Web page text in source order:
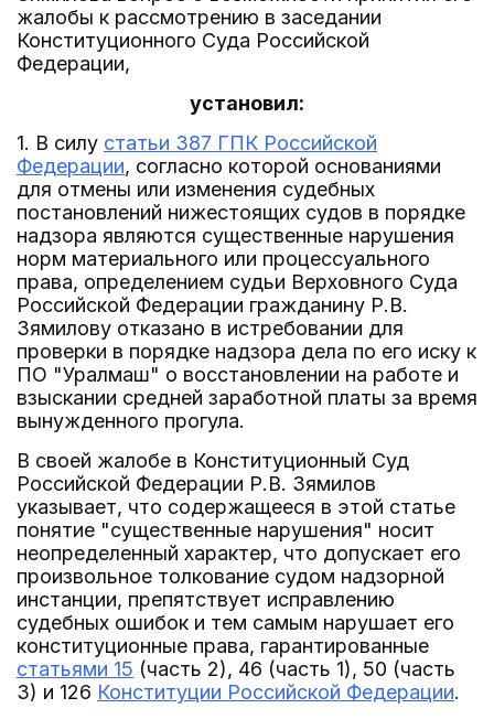
жалобы к рассмотрению в заседании
Конституционного Суда Российской
Федерации,
установил:
1. В силу статьи 387 ГПК Российской
Федерации, согласно которой основаниями
для отмены или изменения судебных
постановлений нижестоящих судов в порядке
надзора являются существенные нарушения
норм материального или процессуального
права, определением судьи Верховного Суда
Российской Федерации гражданину Р.В.
Зямилову отказано в истребовании для
проверки в порядке надзора дела по его иску к
ПО "Уралмаш" о восстановлении на работе и
взыскании средней заработной платы за время
вынужденного прогула.
В своей жалобе в Конституционный Суд
Российской Федерации Р.В. Зямилов
указывает, что содержащееся в этой статье
понятие "существенные нарушения" носит
неопределенный характер, что допускает его
произвольное толкование судом надзорной
инстанции, препятствует исправлению
судебных ошибок и тем самым нарушает его
конституционные права, гарантированные
статьями 15 (часть 2), 46 (часть 1), 50 (часть
3) и 126 Конституции Российской Федерации.